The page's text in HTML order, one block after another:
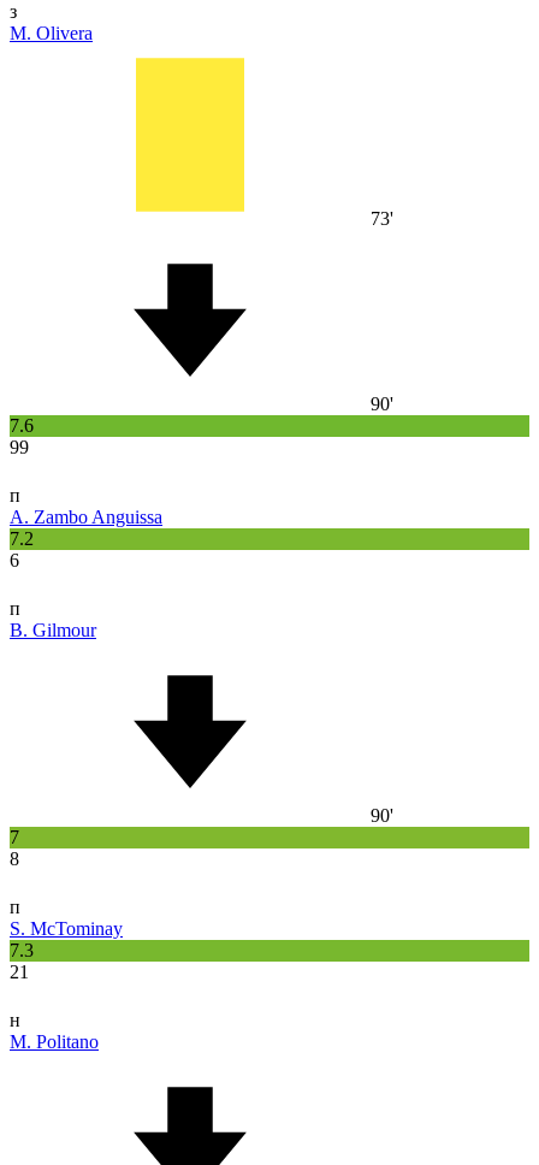
з
M. Olivera
73'
90'
7.6
99
п
A. Zambo Anguissa
7.2
6
п
B. Gilmour
90'
7
8
п
S. McTominay
7.3
21
н
M. Politano